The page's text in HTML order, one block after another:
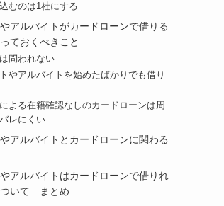
10万円～800万円
むのは1社にする
アルバイトがカードローンで借りる
ておくべきこと
問われない
やアルバイトを始めたばかりでも借り
よる在籍確認なしのカードローンは周
レにくい
アルバイトとカードローンに関わる
アルバイトはカードローンで借りれ
ついて まとめ